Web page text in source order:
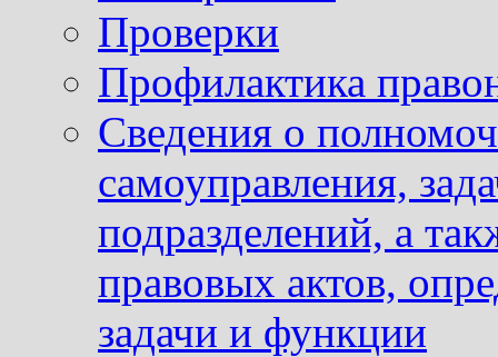
Проверки
Профилактика
Сведения о
самоуправления,
подразделений, а
правовых актов,
задачи и функции